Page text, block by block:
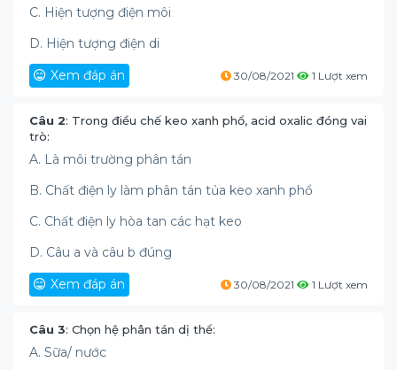
C. Hiện tượng điện môi
D. Hiện tượng điện di
Xem đáp án
30/08/2021 1 Lượt xem
Câu 2: Trong điều chế keo xanh phổ, acid oxalic đóng vai
trò:
A. Là môi trường phân tán
B. Chất điện ly làm phân tán tủa keo xanh phổ
C. Chất điện ly hòa tan các hạt keo
D. Câu a và câu b đúng
Xem đáp án
30/08/2021 1 Lượt xem
Câu 3: Chọn hệ phân tán dị thể:
A. Sữa/ nước